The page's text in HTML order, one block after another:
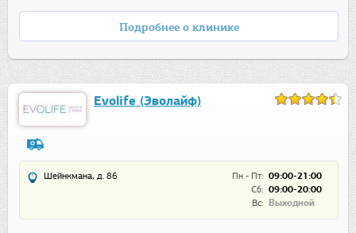
Подробнее о клинике
Evolife (Эволайф)
Пн - Пт: 09:00-21:00
Сб: 09:00-20:00
Вс:
Выходной
Шейнкмана, д. 86